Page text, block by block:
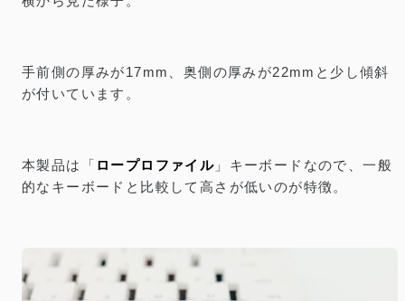
手前側の厚みが17mm、奥側の厚みが22mmと少し傾斜
が付いています。
本製品は「 ロープロファイル 」キーボードなので、一般
的なキーボードと比較して高さが低いのが特徴。